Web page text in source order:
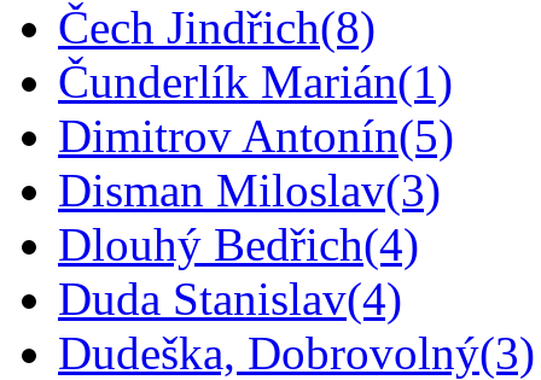
Čech Jindřich(8)
Čunderlík Marián(1)
Dimitrov Antonín(5)
Disman Miloslav(3)
Dlouhý Bedřich(4)
Duda Stanislav(4)
Dudeška, Dobrovolný(3)